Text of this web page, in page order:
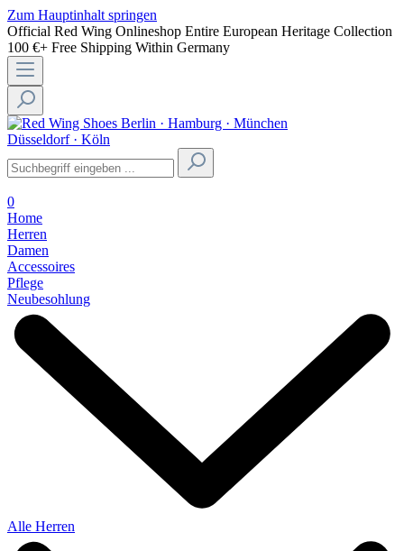
Zum Hauptinhalt springen
Official Red Wing Onlineshop Entire European Heritage Collection
100 €+ Free Shipping Within Germany
Berlin · Hamburg · München
Düsseldorf · Köln
0
Home
Herren
Damen
Accessoires
Pflege
Neubesohlung
Alle Herren